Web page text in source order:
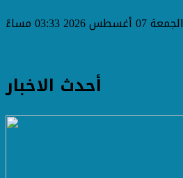
الجمعة 07 أغسطس 2026 03:33 مساءً
أحدث الاخبار